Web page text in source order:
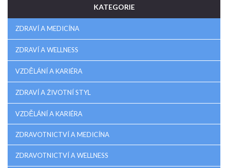
KATEGORIE
ZDRAVÍ A MEDICÍNA
ZDRAVÍ A WELLNESS
VZDĚLÁNÍ A KARIÉRA
ZDRAVÍ A ŽIVOTNÍ STYL
VZDĚLÁNÍ A KARIÉRA
ZDRAVOTNICTVÍ A MEDICÍNA
ZDRAVOTNICTVÍ A WELLNESS